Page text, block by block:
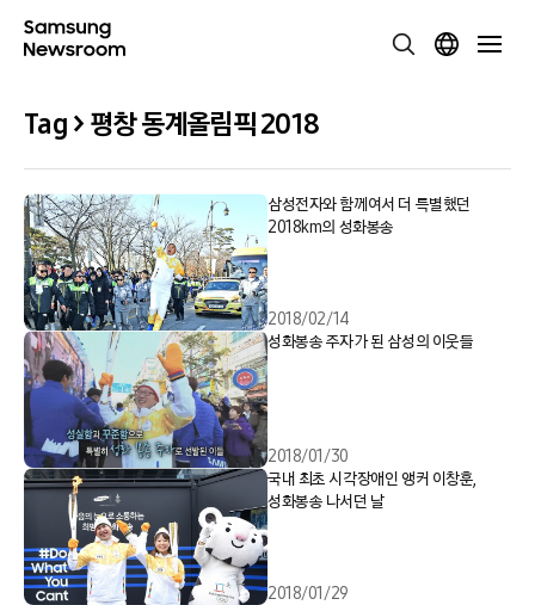
Tag > 평창 동계올림픽 2018
삼성전자와 함께여서 더 특별했던
2018km의 성화봉송
2018/02/14
성화봉송 주자가 된 삼성의 이웃들
2018/01/30
국내 최초 시각장애인 앵커 이창훈,
성화봉송 나서던 날
2018/01/29